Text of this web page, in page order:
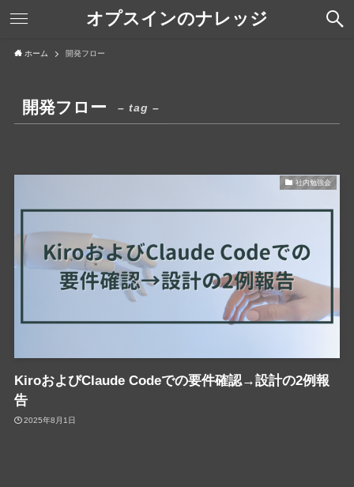
オプスインのナレッジ
ホーム 開発フロー
開発フロー – tag –
社内勉強会
KiroおよびClaude Codeでの要件確認→設計の2例報
告
2025年8月1日